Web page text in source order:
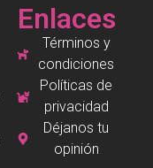
Enlaces
Términos y
condiciones
Políticas de
privacidad
Déjanos tu
opinión